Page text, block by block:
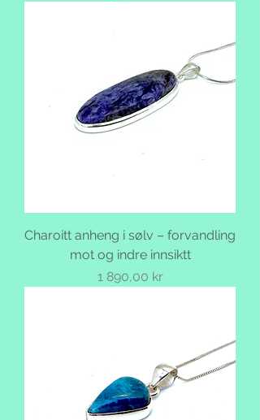
Charoitt anheng i sølv – forvandling
mot og indre innsiktt
Pris
1 890,00 kr